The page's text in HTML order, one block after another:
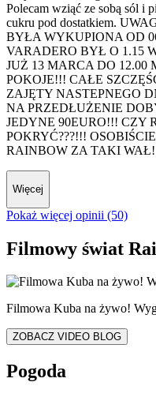
Polecam wziąć ze sobą sól i
cukru pod dostatkiem.
BYŁA WYKUPIONA OD
VARADERO BYŁ O 1.15
JUŻ 13 MARCA DO 12.00
POKOJE!!! CAŁE
ZAJĘTY NASTEPNEGO
NA PRZEDŁUŻENIE
JEDYNE 90EURO!!! CZY
POKRYĆ???!!!
RAINBOW ZA TAKI
Więcej
Pokaż więcej opinii (50)
Filmowy świat
Filmowa Kuba na żywo!
ZOBACZ VIDEO BLOG
Pogoda